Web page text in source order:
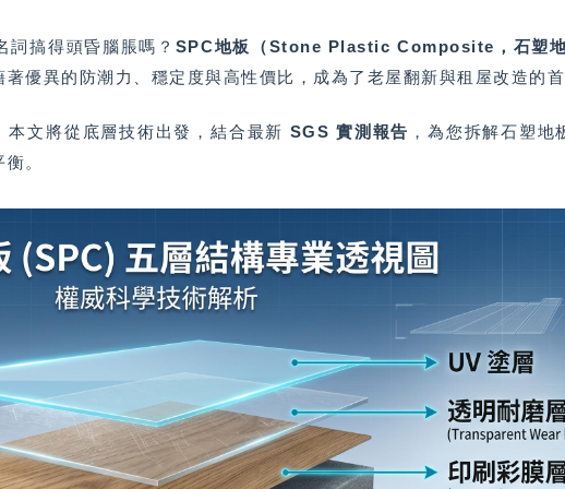
詞搞得頭昏腦脹嗎？ SPC地板（Stone Plastic Composite，石塑地
優異的防潮力、穩定度與高性價比，成為了老屋翻新與租屋改造的首
文將從底層技術出發，結合最新 SGS 實測報告 ，為您拆解石塑地
。